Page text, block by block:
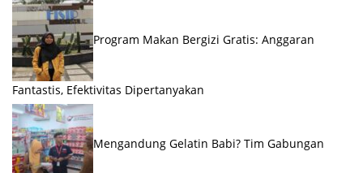
Program Makan Bergizi Gratis: Anggaran
Fantastis, Efektivitas Dipertanyakan
Mengandung Gelatin Babi? Tim Gabungan